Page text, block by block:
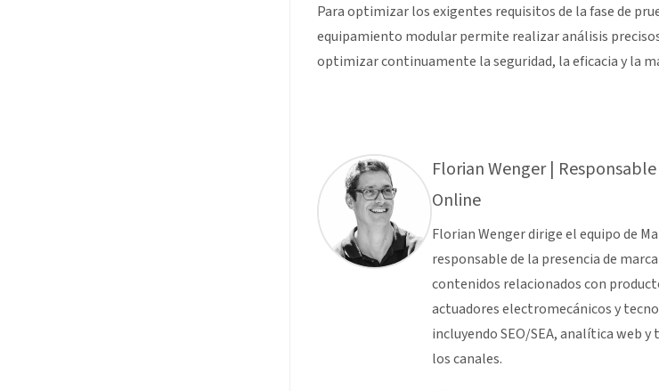
Para optimizar los exigentes requisitos de la fase de
equipamiento modular permite realizar análisis
optimizar continuamente la seguridad, la eficacia y la
Florian Wenger |
Online
Florian Wenger dirige el equipo de
responsable de la presencia de
contenidos relacionados con
actuadores electromecánicos y
incluyendo SEO/SEA, analítica web
los canales.